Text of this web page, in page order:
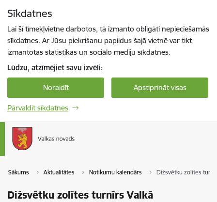
Sīkdatnes
Lai šī tīmekļvietne darbotos, tā izmanto obligāti nepieciešamās
sīkdatnes. Ar Jūsu piekrišanu papildus šajā vietnē var tikt
izmantotas statistikas un sociālo mediju sīkdatnes.
Lūdzu, atzīmējiet savu izvēli:
Noraidīt Apstiprināt visas
Pārvaldīt sīkdatnes
Sākums Aktualitātes Notikumu kalendārs Dižsvētku zolītes
Dižsvētku zolītes turnīrs Valkā